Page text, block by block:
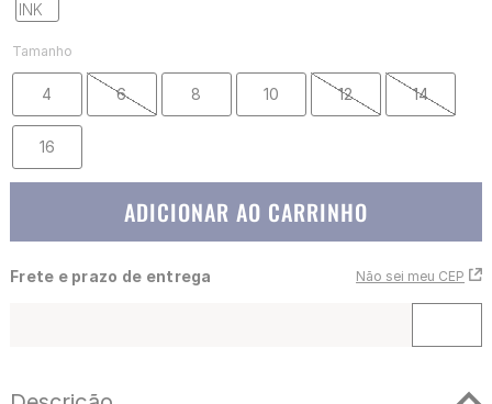
Tamanho
4 6 8 10 12 14
16
ADICIONAR AO CARRINHO
Frete e prazo de entrega Não sei meu CEP